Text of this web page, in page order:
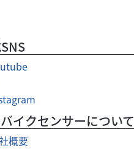
イクセンサーについて
概要